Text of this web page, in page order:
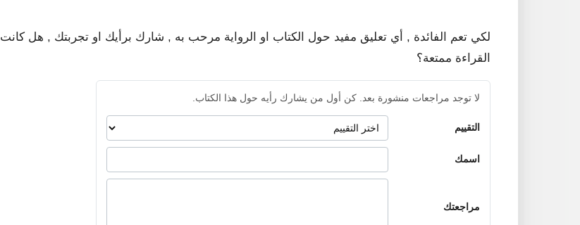
لكي تعم الفائدة , أي تعليق مفيد حول الكتاب او الرواية مرحب به , شارك برأيك او تجربتك , هل كانت
القراءة ممتعة؟
لا توجد مراجعات منشورة بعد. كن أول من يشارك رأيه حول هذا الكتاب.
التقييم
اسمك
مراجعتك